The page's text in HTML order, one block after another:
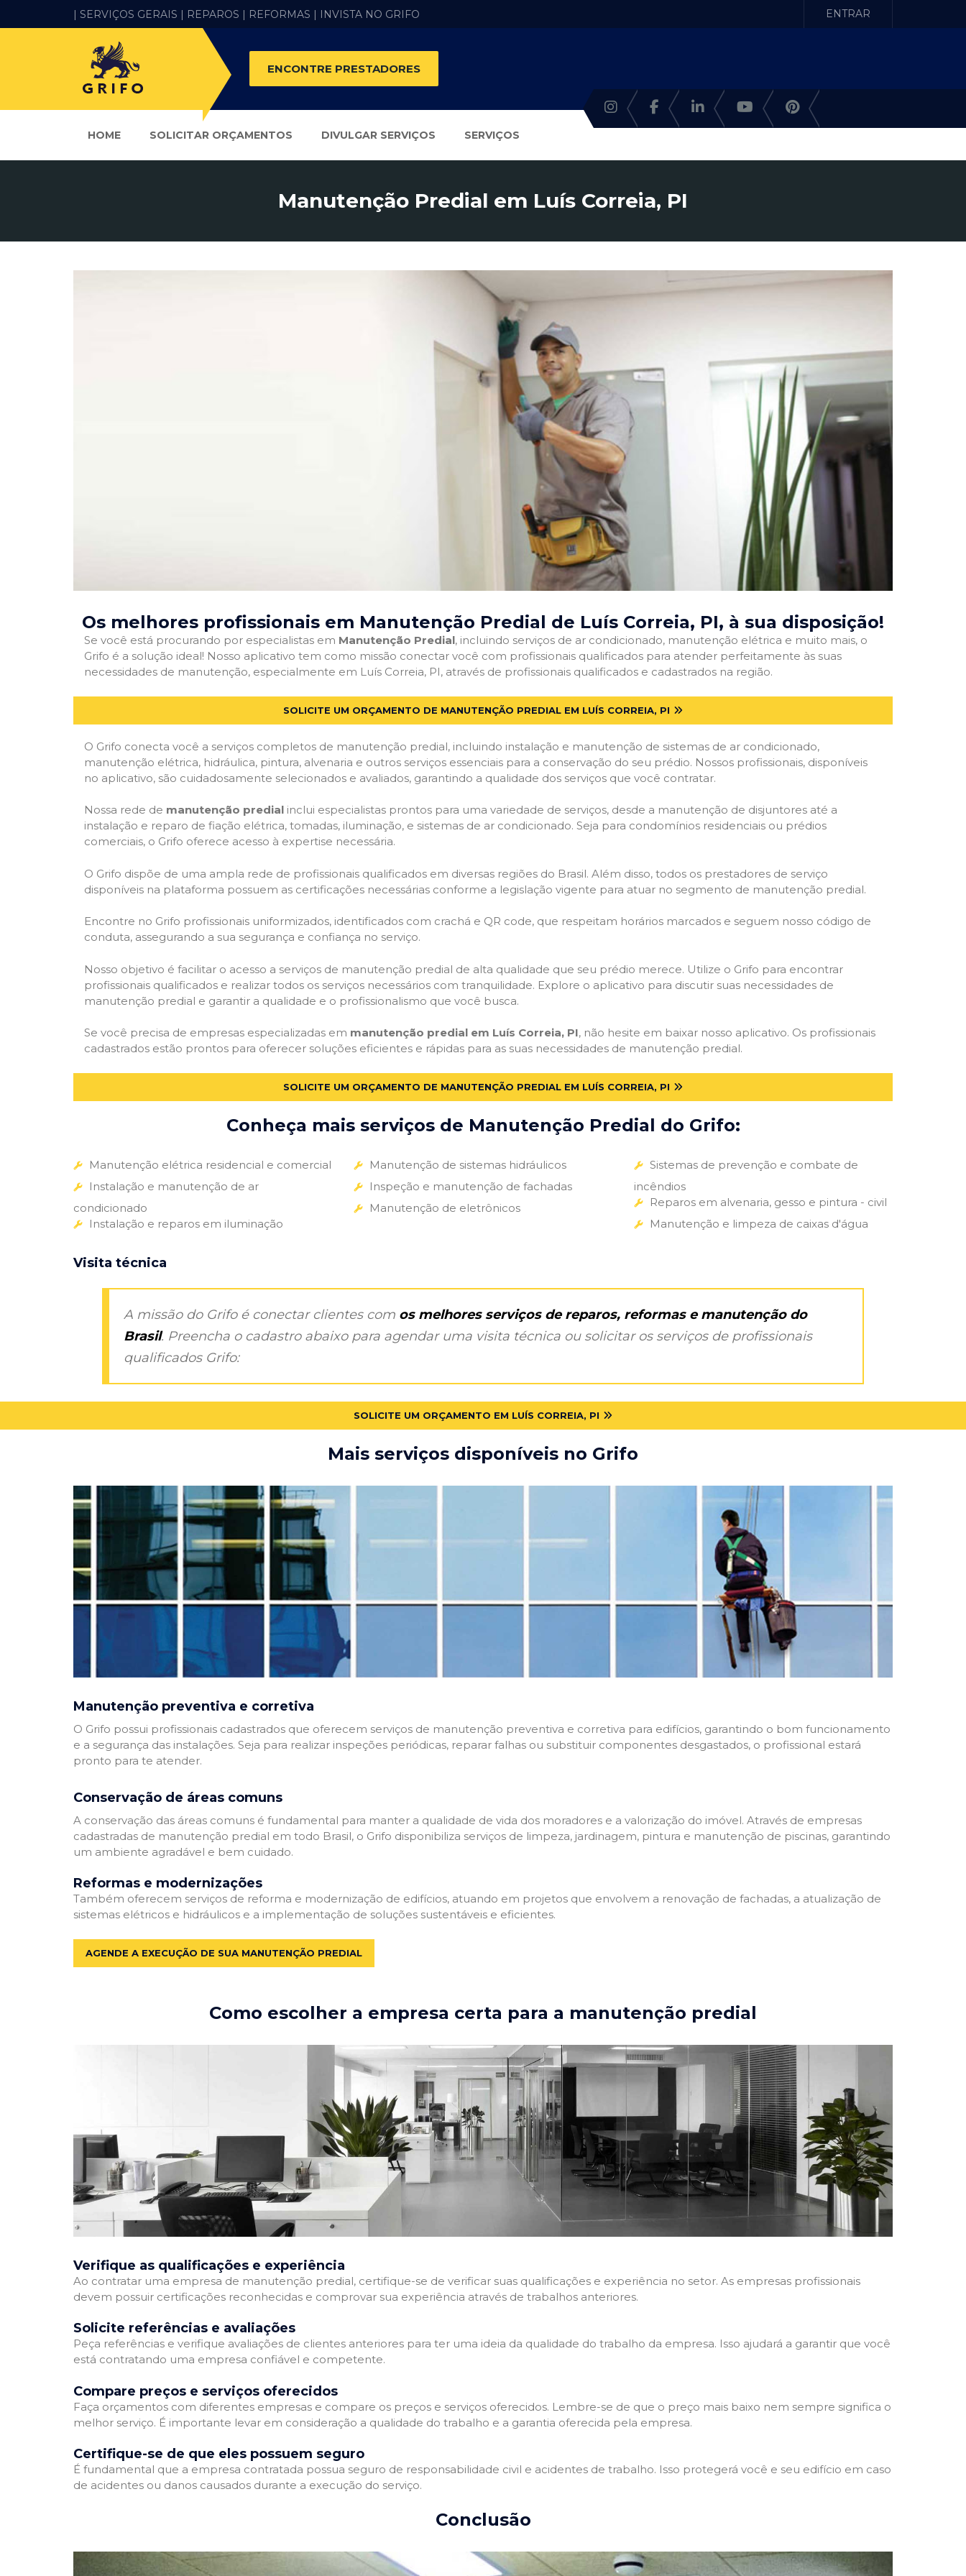
| SERVIÇOS GERAIS | REPAROS | REFORMAS | INVISTA NO GRIFO ENTRAR
ENCONTRE PRESTADORES
HOME SOLICITAR ORÇAMENTOS DIVULGAR SERVIÇOS SERVIÇOS
Manutenção Predial em Luís Correia, PI
Os melhores profissionais em Manutenção Predial de Luís Correia, PI, à sua disposição!
Se você está procurando por especialistas em Manutenção Predial, incluindo serviços de ar condicionado, manutenção elétrica e muito mais, o
Grifo é a solução ideal! Nosso aplicativo tem como missão conectar você com profissionais qualificados para atender perfeitamente às suas
necessidades de manutenção, especialmente em Luís Correia, PI, através de profissionais qualificados e cadastrados na região.
SOLICITE UM ORÇAMENTO DE MANUTENÇÃO PREDIAL EM LUÍS CORREIA, PI
O Grifo conecta você a serviços completos de manutenção predial, incluindo instalação e manutenção de sistemas de ar condicionado,
manutenção elétrica, hidráulica, pintura, alvenaria e outros serviços essenciais para a conservação do seu prédio. Nossos profissionais, disponíveis
no aplicativo, são cuidadosamente selecionados e avaliados, garantindo a qualidade dos serviços que você contratar.
Nossa rede de manutenção predial inclui especialistas prontos para uma variedade de serviços, desde a manutenção de disjuntores até a
instalação e reparo de fiação elétrica, tomadas, iluminação, e sistemas de ar condicionado. Seja para condomínios residenciais ou prédios
comerciais, o Grifo oferece acesso à expertise necessária.
O Grifo dispõe de uma ampla rede de profissionais qualificados em diversas regiões do Brasil. Além disso, todos os prestadores de serviço
disponíveis na plataforma possuem as certificações necessárias conforme a legislação vigente para atuar no segmento de manutenção predial.
Encontre no Grifo profissionais uniformizados, identificados com crachá e QR code, que respeitam horários marcados e seguem nosso código de
conduta, assegurando a sua segurança e confiança no serviço.
Nosso objetivo é facilitar o acesso a serviços de manutenção predial de alta qualidade que seu prédio merece. Utilize o Grifo para encontrar
profissionais qualificados e realizar todos os serviços necessários com tranquilidade. Explore o aplicativo para discutir suas necessidades de
manutenção predial e garantir a qualidade e o profissionalismo que você busca.
Se você precisa de empresas especializadas em manutenção predial em Luís Correia, PI, não hesite em baixar nosso aplicativo. Os profissionais
cadastrados estão prontos para oferecer soluções eficientes e rápidas para as suas necessidades de manutenção predial.
SOLICITE UM ORÇAMENTO DE MANUTENÇÃO PREDIAL EM LUÍS CORREIA, PI
Conheça mais serviços de Manutenção Predial do Grifo:
Manutenção elétrica residencial e comercial
Instalação e manutenção de ar
condicionado
Instalação e reparos em iluminação
Manutenção de sistemas hidráulicos
Inspeção e manutenção de fachadas
Manutenção de eletrônicos
Sistemas de prevenção e combate de
incêndios
Reparos em alvenaria, gesso e pintura - civil
Manutenção e limpeza de caixas d'água
Visita técnica
A missão do Grifo é conectar clientes com os melhores serviços de reparos, reformas e manutenção do
Brasil. Preencha o cadastro abaixo para agendar uma visita técnica ou solicitar os serviços de profissionais
qualificados Grifo:
SOLICITE UM ORÇAMENTO EM LUÍS CORREIA, PI
Mais serviços disponíveis no Grifo
Manutenção preventiva e corretiva
O Grifo possui profissionais cadastrados que oferecem serviços de manutenção preventiva e corretiva para edifícios, garantindo o bom funcionamento
e a segurança das instalações. Seja para realizar inspeções periódicas, reparar falhas ou substituir componentes desgastados, o profissional estará
pronto para te atender.
Conservação de áreas comuns
A conservação das áreas comuns é fundamental para manter a qualidade de vida dos moradores e a valorização do imóvel. Através de empresas
cadastradas de manutenção predial em todo Brasil, o Grifo disponibiliza serviços de limpeza, jardinagem, pintura e manutenção de piscinas, garantindo
um ambiente agradável e bem cuidado.
Reformas e modernizações
Também oferecem serviços de reforma e modernização de edifícios, atuando em projetos que envolvem a renovação de fachadas, a atualização de
sistemas elétricos e hidráulicos e a implementação de soluções sustentáveis e eficientes.
AGENDE A EXECUÇÃO DE SUA MANUTENÇÃO PREDIAL
Como escolher a empresa certa para a manutenção predial
Verifique as qualificações e experiência
Ao contratar uma empresa de manutenção predial, certifique-se de verificar suas qualificações e experiência no setor. As empresas profissionais
devem possuir certificações reconhecidas e comprovar sua experiência através de trabalhos anteriores.
Solicite referências e avaliações
Peça referências e verifique avaliações de clientes anteriores para ter uma ideia da qualidade do trabalho da empresa. Isso ajudará a garantir que você
está contratando uma empresa confiável e competente.
Compare preços e serviços oferecidos
Faça orçamentos com diferentes empresas e compare os preços e serviços oferecidos. Lembre-se de que o preço mais baixo nem sempre significa o
melhor serviço. É importante levar em consideração a qualidade do trabalho e a garantia oferecida pela empresa.
Certifique-se de que eles possuem seguro
É fundamental que a empresa contratada possua seguro de responsabilidade civil e acidentes de trabalho. Isso protegerá você e seu edifício em caso
de acidentes ou danos causados durante a execução do serviço.
Conclusão